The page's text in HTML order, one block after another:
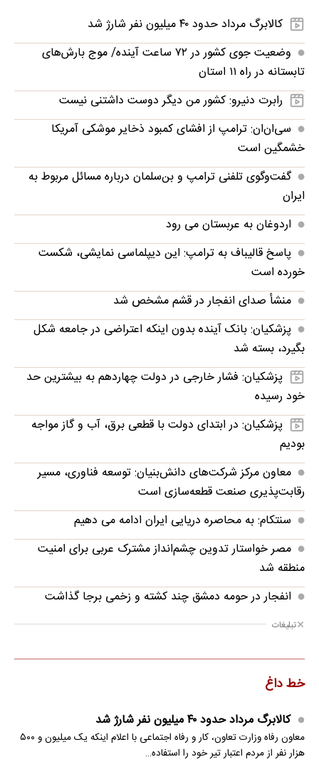
کالابرگ مرداد حدود ۴۰‌ میلیون نفر شارژ شد
وضعیت جوی کشور در ۷۲ ساعت آینده/ موج بارش‌های
تابستانه در راه ۱۱ استان
رابرت دنیرو: کشور من دیگر دوست داشتنی نیست
سی‌ان‌ان: ترامپ از افشای کمبود ذخایر موشکی آمریکا
خشمگین است
گفت‌وگوی تلفنی ترامپ و بن‌سلمان درباره مسائل مربوط به
ایران
اردوغان به عربستان می رود
پاسخ قالیباف به ترامپ: این دیپلماسی نمایشی، شکست
خورده است
منشأ صدای انفجار در قشم مشخص شد
پزشکیان: بانک آینده بدون اینکه اعتراضی در جامعه شکل
بگیرد، بسته شد
پزشکیان: فشار خارجی در دولت چهاردهم به بیشترین حد
خود رسیده
پزشکیان: در ابتدای دولت با قطعی برق، آب و گاز مواجه
بودیم
معاون مرکز شرکت‌های دانش‌بنیان: توسعه فناوری، مسیر
رقابت‌پذیری صنعت قطعه‌سازی است
سنتکام: به محاصره دریایی ایران ادامه می دهیم
مصر خواستار تدوین چشم‌انداز مشترک عربی برای امنیت
منطقه شد
انفجار در حومه دمشق چند کشته و زخمی برجا گذاشت
تبلیغات
خط داغ
کالابرگ مرداد حدود ۴۰‌ میلیون نفر شارژ شد
معاون رفاه وزارت تعاون، کار و رفاه اجتماعی با اعلام اینکه یک میلیون و ۵۰۰
هزار نفر از مردم اعتبار تیر خود را استفاده…